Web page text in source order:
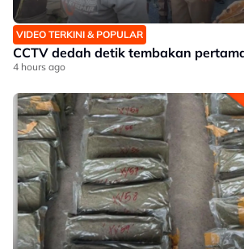
VIDEO TERKINI & POPULAR
CCTV dedah detik tembakan
4 hours ago